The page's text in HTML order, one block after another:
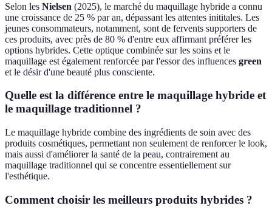
Selon les Nielsen (2025), le marché du maquillage hybride a connu
une croissance de 25 % par an, dépassant les attentes inititales. Les
jeunes consommateurs, notamment, sont de fervents supporters de
ces produits, avec près de 80 % d'entre eux affirmant préférer les
options hybrides. Cette optique combinée sur les soins et le
maquillage est également renforcée par l'essor des influences green
et le désir d'une beauté plus consciente.
Quelle est la différence entre le maquillage hybride et
le maquillage traditionnel ?
Le maquillage hybride combine des ingrédients de soin avec des
produits cosmétiques, permettant non seulement de renforcer le look,
mais aussi d'améliorer la santé de la peau, contrairement au
maquillage traditionnel qui se concentre essentiellement sur
l'esthétique.
Comment choisir les meilleurs produits hybrides ?